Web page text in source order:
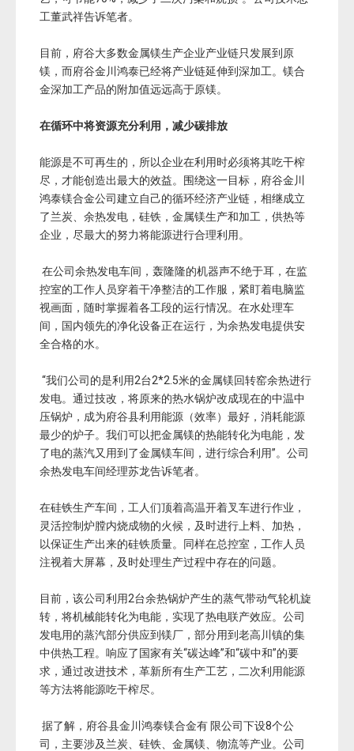
工董武祥告诉笔者。
目前，府谷大多数金属镁生产企业产业链只发展到原
镁，而府谷金川鸿泰已经将产业链延伸到深加工。镁合
金深加工产品的附加值远远高于原镁。
在循环中将资源充分利用，减少碳排放
能源是不可再生的，所以企业在利用时必须将其吃干榨
尽，才能创造出最大的效益。围绕这一目标，府谷金川
鸿泰镁合金公司建立自己的循环经济产业链，相继成立
了兰炭、余热发电，硅铁，金属镁生产和加工，供热等
企业，尽最大的努力将能源进行合理利用。
在公司余热发电车间，轰隆隆的机器声不绝于耳，在监
控室的工作人员穿着干净整洁的工作服，紧盯着电脑监
视画面，随时掌握着各工段的运行情况。在水处理车
间，国内领先的净化设备正在运行，为余热发电提供安
全合格的水。
“我们公司的是利用2台2*2.5米的金属镁回转窑余热进行
发电。通过技改，将原来的热水锅炉改成现在的中温中
压锅炉，成为府谷县利用能源（效率）最好，消耗能源
最少的炉子。我们可以把金属镁的热能转化为电能，发
了电的蒸汽又用到了金属镁车间，进行综合利用”。公司
余热发电车间经理苏龙告诉笔者。
在硅铁生产车间，工人们顶着高温开着叉车进行作业，
灵活控制炉膛内烧成物的火候，及时进行上料、加热，
以保证生产出来的硅铁质量。同样在总控室，工作人员
注视着大屏幕，及时处理生产过程中存在的问题。
目前，该公司利用2台余热锅炉产生的蒸气带动气轮机旋
转，将机械能转化为电能，实现了热电联产效应。公司
发电用的蒸汽部分供应到镁厂，部分用到老高川镇的集
中供热工程。响应了国家有关“碳达峰”和“碳中和”的要
求，通过改进技术，革新所有生产工艺，二次利用能源
等方法将能源吃干榨尽。
据了解，府谷县金川鸿泰镁合金有 限公司下设8个公
司，主要涉及兰炭、硅铁、金属镁、物流等产业。公司